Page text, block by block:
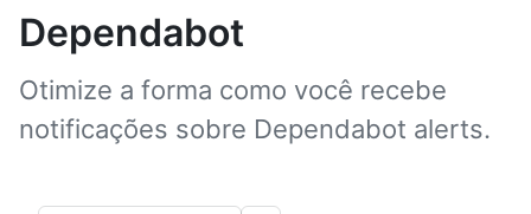
Dependabot
Otimize a forma como você recebe
notificações sobre Dependabot alerts.